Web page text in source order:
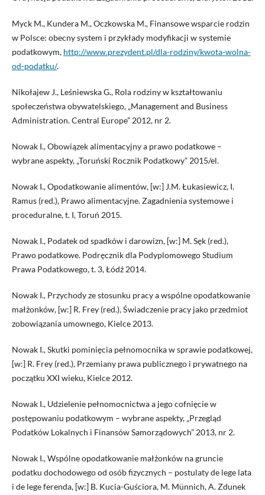
Myck M., Kundera M., Oczkowska M., Finansowe wsparcie rodzin
w Polsce: obecny system i przykłady modyfikacji w systemie
podatkowym, http://www.prezydent.pl/dla-rodziny/kwota-wolna-
od-podatku/.
Nikołajew J., Leśniewska G., Rola rodziny w kształtowaniu
społeczeństwa obywatelskiego, „Management and Business
Administration. Central Europe” 2012, nr 2.
Nowak I., Obowiązek alimentacyjny a prawo podatkowe –
wybrane aspekty, „Toruński Rocznik Podatkowy” 2015/el.
Nowak I., Opodatkowanie alimentów, [w:] J.M. Łukasiewicz, I.
Ramus (red.), Prawo alimentacyjne. Zagadnienia systemowe i
proceduralne, t. I, Toruń 2015.
Nowak I., Podatek od spadków i darowizn, [w:] M. Sęk (red.),
Prawo podatkowe. Podręcznik dla Podyplomowego Studium
Prawa Podatkowego, t. 3, Łódź 2014.
Nowak I., Przychody ze stosunku pracy a wspólne opodatkowanie
małżonków, [w:] R. Frey (red.), Świadczenie pracy jako przedmiot
zobowiązania umownego, Kielce 2013.
Nowak I., Skutki pominięcia pełnomocnika w sprawie podatkowej,
[w:] R. Frey (red.), Przemiany prawa publicznego i prywatnego na
początku XXI wieku, Kielce 2012.
Nowak I., Udzielenie pełnomocnictwa a jego cofnięcie w
postępowaniu podatkowym – wybrane aspekty, „Przegląd
Podatków Lokalnych i Finansów Samorządowych” 2013, nr 2.
Nowak I., Wspólne opodatkowanie małżonków na gruncie
podatku dochodowego od osób fizycznych – postulaty de lege lata
i de lege ferenda, [w:] B. Kucia-Guściora, M. Münnich, A. Zdunek